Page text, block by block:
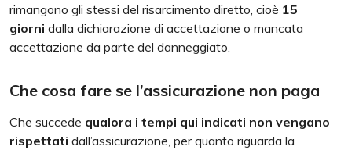
rimangono gli stessi del risarcimento diretto, cioè 15
giorni dalla dichiarazione di accettazione o mancata
accettazione da parte del danneggiato.
Che cosa fare se l’assicurazione non paga
Che succede qualora i tempi qui indicati non vengano
rispettati dall’assicurazione, per quanto riguarda la